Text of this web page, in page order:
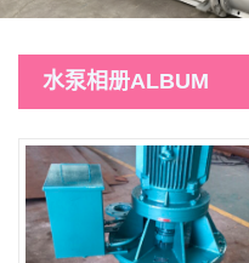
水泵相册ALBUM